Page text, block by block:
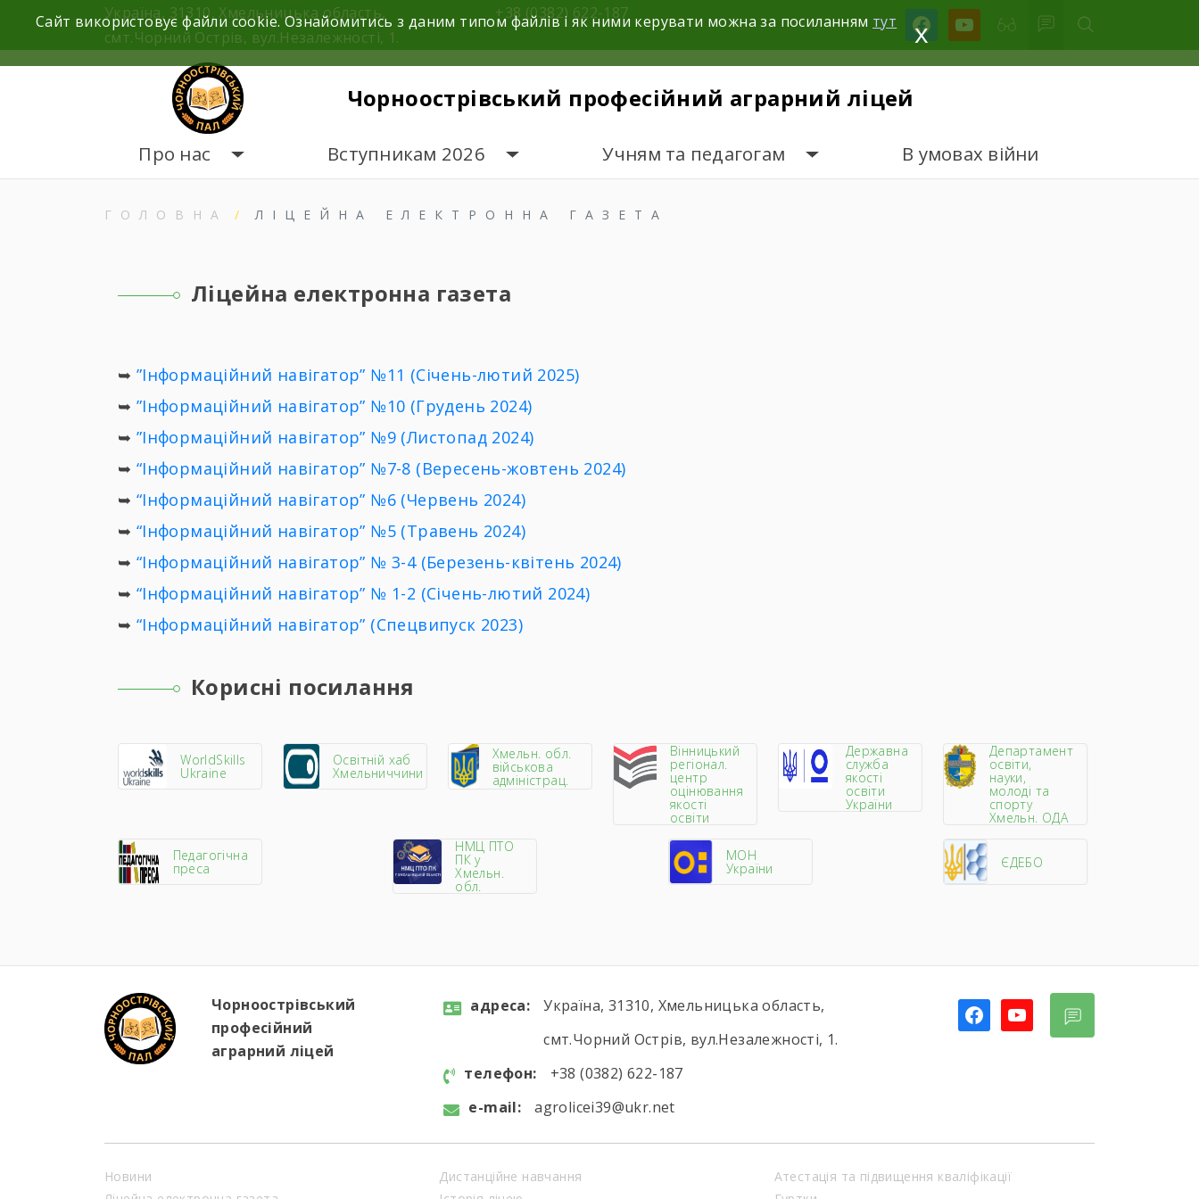
content
Україна, 31310, Хмельницька область,
смт.Чорний Острів, вул.Незалежності, 1.
+38 (0382) 622-187 facebookyoutube
Чорноострівський професійний аграрний ліцей
Про нас Вступникам 2026 Учням та педагогам В умовах війни
ГОЛОВНА ЛІЦЕЙНА ЕЛЕКТРОННА ГАЗЕТА
Ліцейна електронна газета
➥ ”Інформаційний навігатор” №11 (Січень-лютий 2025)
➥ ”Інформаційний навігатор” №10 (Грудень 2024)
➥ ”Інформаційний навігатор” №9 (Листопад 2024)
➥ “Інформаційний навігатор” №7-8 (Вересень-жовтень 2024)
➥ “Інформаційний навігатор” №6 (Червень 2024)
➥ “Інформаційний навігатор” №5 (Травень 2024)
➥ “Інформаційний навігатор” № 3-4 (Березень-квітень 2024)
➥ “Інформаційний навігатор” № 1-2 (Січень-лютий 2024)
➥ “Інформаційний навігатор” (Спецвипуск 2023)
Корисні посилання
WorldSkills
Ukraine
Освітній хаб
Хмельниччини
Хмельн. обл.
військова
адміністрац.
Вінницький
регіонал.
центр
оцінювання
якості
освіти
Державна
служба
якості
освіти
України
Департамент
освіти,
науки,
молоді та
спорту
Хмельн. ОДА
Педагогічна
преса
НМЦ ПТО
ПК у
Хмельн.
обл.
МОН
України ЄДЕБО
Сайт використовує файли cookie. Ознайомитись з даним типом файлів і як ними керувати можна за посиланням тут x
Чорноострівський
професійний
аграрний ліцей
aдресa:
Україна, 31310, Хмельницька область,
смт.Чорний Острів, вул.Незалежності, 1.
телефон:
+38 (0382) 622-187
e-mail:
agrolicei39@ukr.net
facebookyoutube
Новини
Дистанційне навчання
Атестація та підвищення кваліфікації